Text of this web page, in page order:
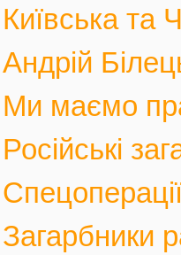
Київська та
Андрій
Ми маємо
Російські
Загарбники